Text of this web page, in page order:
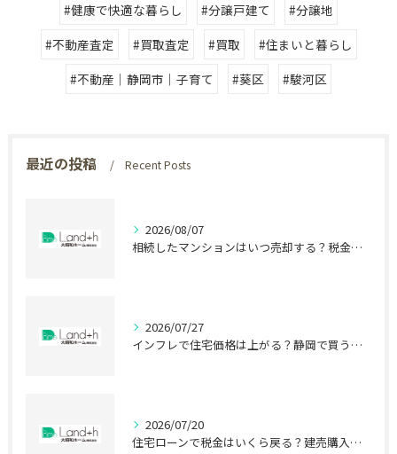
#健康で快適な暮らし #分譲戸建て
#分譲地
#不動産査定
#買取査定 #買取
#住まいと暮らし
#不動産｜静岡市｜子育て
#葵区 #駿河区
最近の投稿 Recent Posts
2026/08/07
相続したマンションはいつ売却する？税金で差が出る時期
2026/07/27
インフレで住宅価格は上がる？静岡で買う前に知る盲点
2026/07/20
住宅ローンで税金はいくら戻る？建売購入前の盲点